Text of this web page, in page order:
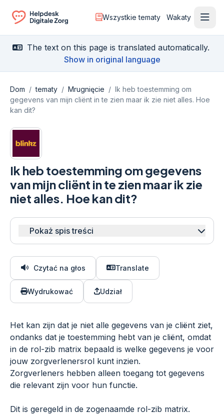
Ga naar de homepagina
Wszystkie tematy Wakaty
The text on this page is translated automatically.
Show in original language
Dom / tematy / Mrugnięcie / Ik heb toestemming om
gegevens van mijn cliënt in te zien maar ik zie niet alles. Hoe
kan dit?
Ik heb toestemming om gegevens
van mijn cliënt in te zien maar ik zie
niet alles. Hoe kan dit?
Pokaż spis treści
Czytać na głos Translate
Wydrukować Udział
Het kan zijn dat je niet alle gegevens van je cliënt ziet,
ondanks dat je toestemming hebt van je cliënt, omdat
in de rol-zib matrix bepaald is welke gegevens je voor
jouw zorgverlenersrol kunt inzien.
Zorgverleners hebben alleen toegang tot gegevens
die relevant zijn voor hun functie.
Dit is geregeld in de zogenaamde rol-zib matrix.